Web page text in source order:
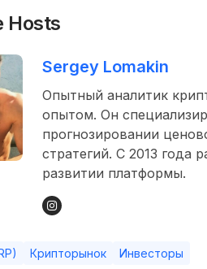
Hosts
Sergey Lomakin
Опытный аналитик
опытом. Он
прогнозировании
стратегий. С 2013 года
развитии платформы.
Крипторынок Инвесторы